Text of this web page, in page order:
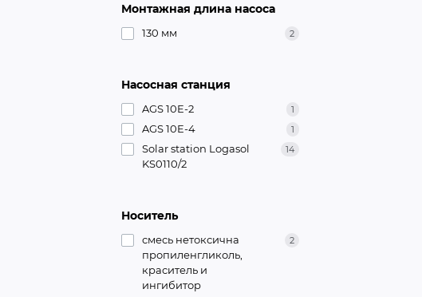
Монтажная длина насоса
130 мм 2
Насосная станция
AGS 10E-2 1
AGS 10E-4 1
Solar station Logasol
KS0110/2
14
Носитель
смесь нетоксична
пропиленгликоль,
краситель и
ингибитор
2